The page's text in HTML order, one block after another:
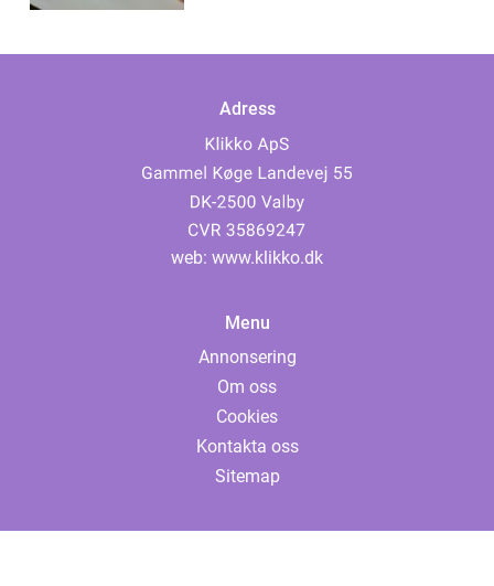
Adress
web: www.klikko.dk
Menu
Annonsering
Om oss
Cookies
Kontakta oss
Sitemap